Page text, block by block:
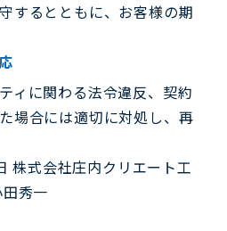
するとともに、お客様の期
ィに関わる法令違反、契約
場合には適切に対処し、再
株式会社庄内クリエート工
秀一